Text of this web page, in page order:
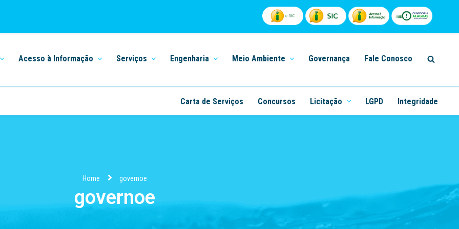
Acesso à Informação Serviços Engenharia Meio Ambiente Governança Fale Conosco
Carta de Serviços Concursos Licitação LGPD Integridade
Home governoe
governoe